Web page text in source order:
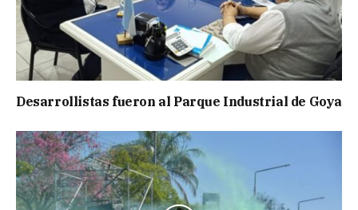
Desarrollistas fueron al Parque Industrial de Goya